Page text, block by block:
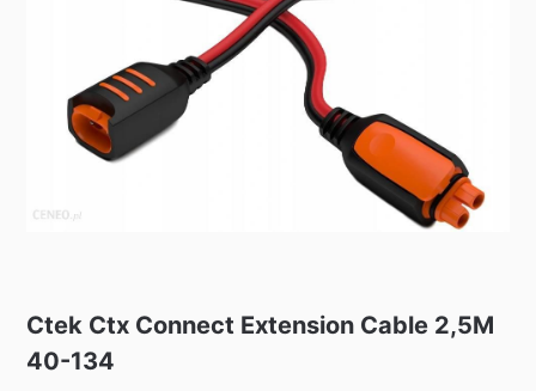
Ctek Ctx Connect Extension Cable 2,5M
40-134